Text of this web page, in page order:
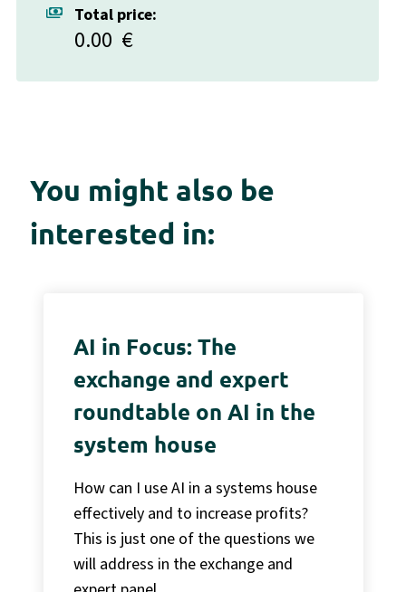
payments Total price:
0.00 €
You might also be
interested in:
AI in Focus: The
exchange and expert
roundtable on AI in the
system house
How can I use AI in a systems house
effectively and to increase profits?
This is just one of the questions we
will address in the exchange and